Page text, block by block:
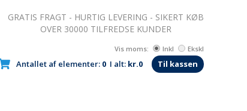
GRATIS FRAGT - HURTIG LEVERING - SIKERT KØB
OVER 30000 TILFREDSE KUNDER
Antallet af elementer: 0 I alt: kr.0 Til kassen
Vis moms: Inkl Ekskl